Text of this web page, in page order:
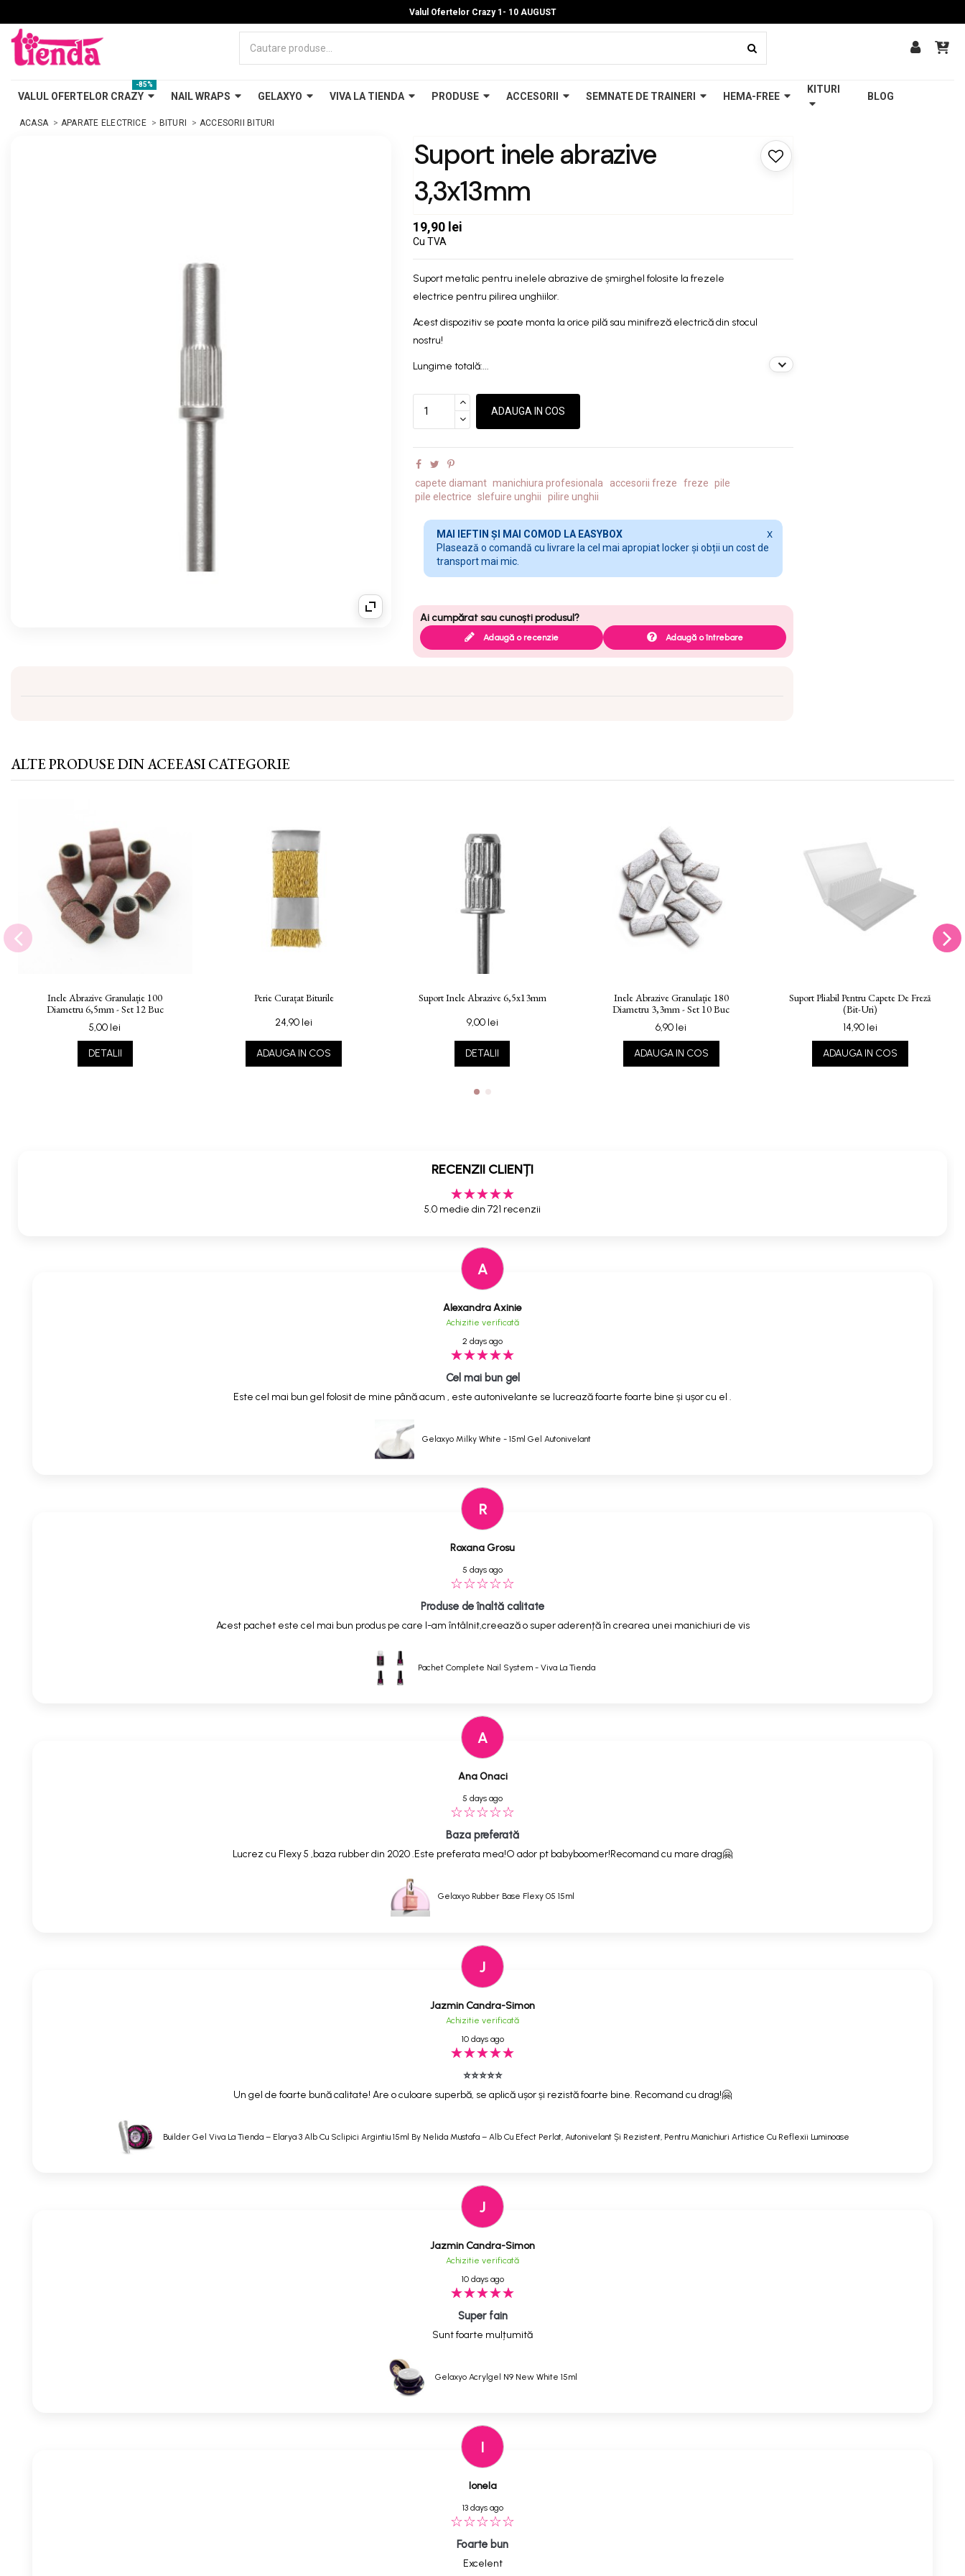
Valul Ofertelor Crazy 1- 10 AUGUST
VALUL OFERTELOR CRAZY
-85%
NAIL WRAPS GELAXYO VIVA LA TIENDA PRODUSE ACCESORII SEMNATE DE TRAINERI HEMA-FREE
KITURI
BLOG
ACASA APARATE ELECTRICE BITURI ACCESORII BITURI
Suport inele abrazive
3,3x13mm
19,90 lei
Cu TVA
Suport metalic pentru inelele abrazive de șmirghel folosite la frezele
electrice pentru pilirea unghiilor.
Acest dispozitiv se poate monta la orice pilă sau minifreză electrică din stocul
nostru!
Lungime totală:...
ADAUGA IN COS
capete diamant manichiura profesionala accesorii freze freze pile
pile electrice slefuire unghii pilire unghii
MAI IEFTIN ȘI MAI COMOD LA EASYBOX
Plasează o comandă cu livrare la cel mai apropiat locker și obții un cost de
transport mai mic.
X
Adaugă o recenzie Adaugă o întrebare
ALTE PRODUSE DIN ACEEASI CATEGORIE
Inele Abrazive Granulație 100
Diametru 6,5mm - Set 12 Buc
5,00 lei
DETALII
Perie Curațat Biturile
24,90 lei
ADAUGA IN COS
Suport Inele Abrazive 6,5x13mm
9,00 lei
DETALII
Inele Abrazive Granulație 180
Diametru 3,3mm - Set 10 Buc
6,90 lei
ADAUGA IN COS
Suport Pliabil Pentru Capete De Freză
(bit-Uri)
14,90 lei
ADAUGA IN COS
RECENZII CLIENȚI
5.0 medie din 721 recenzii
A
Alexandra Axinie
Achizitie verificată
2 days ago
Cel mai bun gel
Este cel mai bun gel folosit de mine până acum , este autonivelante se lucrează foarte foarte bine și ușor cu el .
Gelaxyo Milky White - 15ml Gel Autonivelant
R
Roxana Grosu
5 days ago
Produse de înaltă calitate
Acest pachet este cel mai bun produs pe care l-am întâlnit,creează o super aderență în crearea unei manichiuri de vis
Pachet Complete Nail System - Viva La Tienda
A
Ana Onaci
5 days ago
Baza preferată
Lucrez cu Flexy 5 ,baza rubber din 2020 .Este preferata mea!O ador pt babyboomer!Recomand cu mare drag🤗
Gelaxyo Rubber Base Flexy 05 15ml
J
Jazmin Candra-Simon
Achizitie verificată
10 days ago
⭐⭐⭐⭐⭐
Un gel de foarte bună calitate! Are o culoare superbă, se aplică ușor și rezistă foarte bine. Recomand cu drag!🤗
Builder Gel Viva La Tienda – Elarya 3 Alb Cu Sclipici Argintiu 15ml By Nelida Mustafa – Alb Cu Efect Perlat, Autonivelant Și Rezistent, Pentru Manichiuri Artistice Cu Reflexii Luminoase
J
Jazmin Candra-Simon
Achizitie verificată
10 days ago
Super fain
Sunt foarte mulțumită
Gelaxyo Acrylgel N9 New White 15ml
I
Ionela
13 days ago
Foarte bun
Excelent